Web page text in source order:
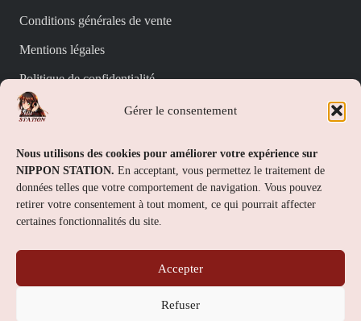
Gérer le consentement
Nous utilisons des cookies pour améliorer votre expérience sur
NIPPON STATION. En acceptant, vous permettez le traitement de
données telles que votre comportement de navigation. Vous pouvez
retirer votre consentement à tout moment, ce qui pourrait affecter
certaines fonctionnalités du site.
Accepter
Refuser
Conditions générales de vente
Mentions légales
Politique de confidentialité
Politique de cookies (UE)
Nippon Station
À propos
FAQs
Contact